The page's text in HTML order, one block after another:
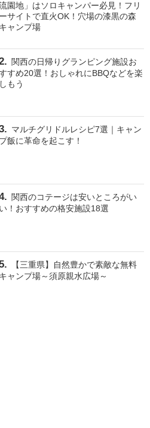
園地」はソロキャンパー必見！フリ
ーサイトで直火OK！穴場の漆黒の森
キャンプ場
関西の日帰りグランピング施設お
すめ20選！おしゃれにBBQなどを楽
しもう
マルチグリドルレシピ7選｜キャン
プ飯に革命を起こす！
関西のコテージは安いところがい
い！おすすめの格安施設18選
【三重県】自然豊かで素敵な無料
キャンプ場～須原親水広場～